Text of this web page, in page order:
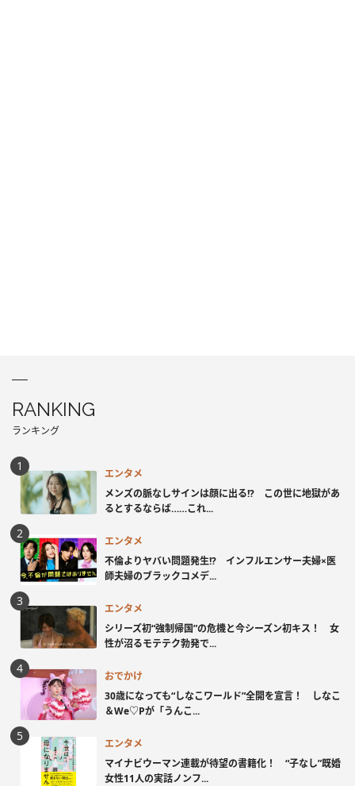
RANKING
ランキング
エンタメ
メンズの脈なしサインは顔に出る!? この世に地獄があ
るとするならば……これ...
エンタメ
不倫よりヤバい問題発生!? インフルエンサー夫婦×医
師夫婦のブラックコメデ...
エンタメ
シリーズ初“強制帰国”の危機と今シーズン初キス！ 女
性が沼るモテテク勃発で...
おでかけ
30歳になっても“しなこワールド”全開を宣言！ しなこ
＆We♡Pが「うんこ...
エンタメ
マイナビウーマン連載が待望の書籍化！ “子なし”既婚
女性11人の実話ノンフ...